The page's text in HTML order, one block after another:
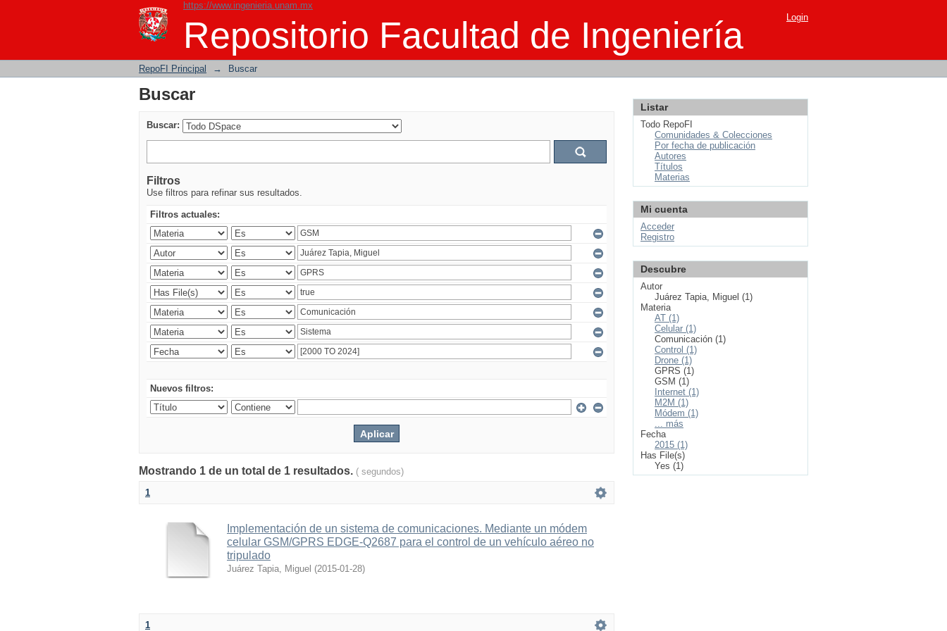
https://www.ingenieria.unam.mx
Repositorio Facultad de Ingeniería
Buscar Login
RepoFI Principal → Buscar
Buscar
Buscar:
Filtros
Use filtros para refinar sus resultados.
Filtros actuales:
Nuevos filtros:
Mostrando 1 de un total de 1 resultados. ( segundos)
1
Implementación de un sistema de comunicaciones. Mediante un módem
celular GSM/GPRS EDGE-Q2687 para el control de un vehículo aéreo no
tripulado
Juárez Tapia, Miguel (2015-01-28)
1
Listar
Todo RepoFI
Comunidades & Colecciones
Por fecha de publicación
Autores
Títulos
Materias
Mi cuenta
Acceder
Registro
Descubre
Autor
Juárez Tapia, Miguel (1)
Materia
AT (1)
Celular (1)
Comunicación (1)
Control (1)
Drone (1)
GPRS (1)
GSM (1)
Internet (1)
M2M (1)
Módem (1)
... más
Fecha
2015 (1)
Has File(s)
Yes (1)